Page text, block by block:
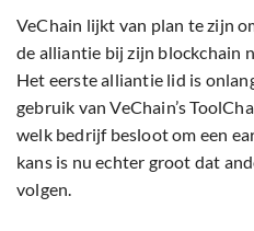
VeChain lijkt van plan te zijn
de alliantie bij zijn blockchain
Het eerste alliantie lid is
gebruik van VeChain’s
welk bedrijf besloot om een
kans is nu echter groot dat
volgen.